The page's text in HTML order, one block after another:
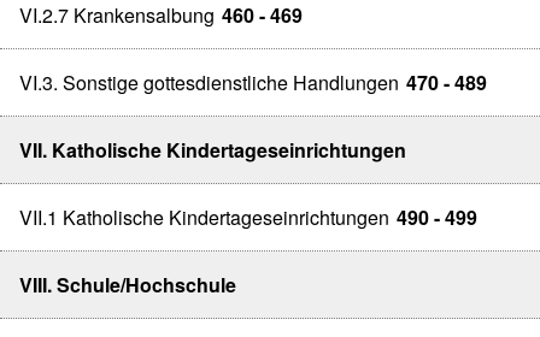
VI.2.7 Krankensalbung 460 - 469
VI.3. Sonstige gottesdienstliche Handlungen 470 - 489
VII. Katholische Kindertageseinrichtungen
VII.1 Katholische Kindertageseinrichtungen 490 - 499
VIII. Schule/Hochschule